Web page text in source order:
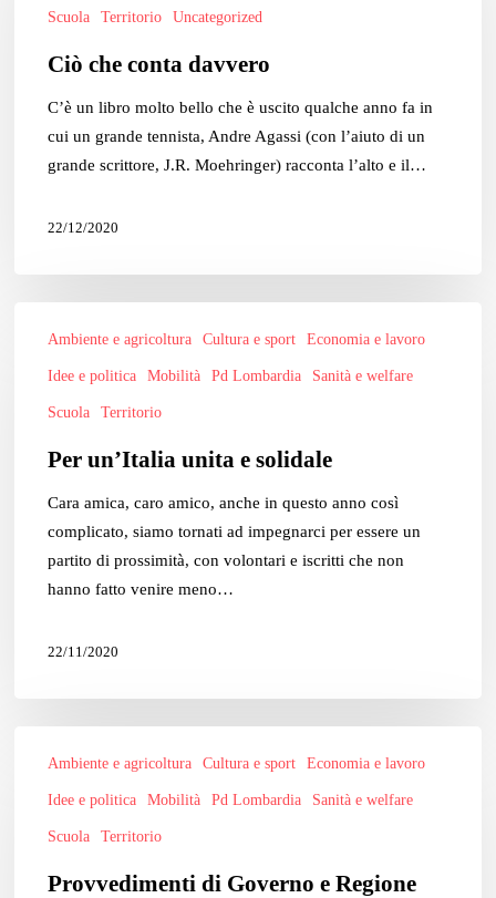
Scuola Territorio Uncategorized
Ciò che conta davvero
C’è un libro molto bello che è uscito qualche anno fa in
cui un grande tennista, Andre Agassi (con l’aiuto di un
grande scrittore, J.R. Moehringer) racconta l’alto e il…
22/12/2020
un’Italia
unita
Ambiente e agricoltura Cultura e sport Economia e lavoro
Idee e politica Mobilità Pd Lombardia Sanità e welfare
Scuola Territorio
Per un’Italia unita e solidale
Cara amica, caro amico, anche in questo anno così
complicato, siamo tornati ad impegnarci per essere un
partito di prossimità, con volontari e iscritti che non
hanno fatto venire meno…
22/11/2020
Governo
aggiornati
Ambiente e agricoltura Cultura e sport Economia e lavoro
Idee e politica Mobilità Pd Lombardia Sanità e welfare
Scuola Territorio
Provvedimenti di Governo e Regione